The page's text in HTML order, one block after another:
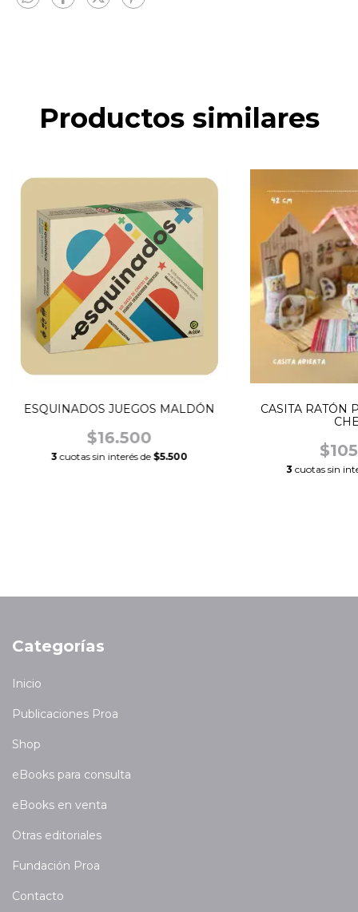
Productos similares
ESQUINADOS JUEGOS MALDÓN
$16.500
3 cuotas sin interés de $5.500
CASITA RATÓN
3 cuotas sin
Categorías
Inicio
Publicaciones Proa
Shop
eBooks para consulta
eBooks en venta
Otras editoriales
Fundación Proa
Contacto